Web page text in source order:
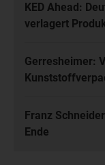
KED Ahead:
verlagert
Gerresheimer:
Franz
Ende